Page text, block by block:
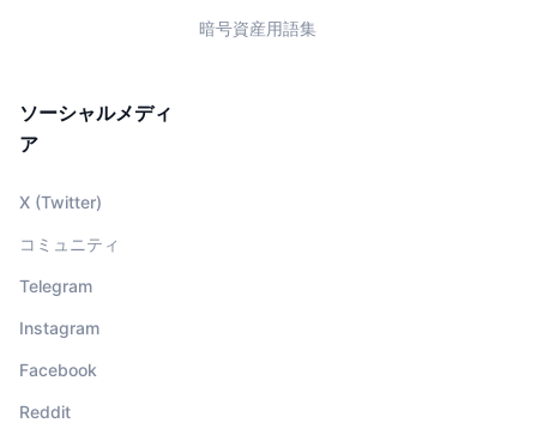
暗号資産用語集
ソーシャルメディ
ア
X (Twitter)
コミュニティ
Telegram
Instagram
Facebook
Reddit